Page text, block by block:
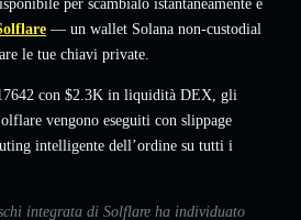
per scambialo istantaneamente e
— un wallet Solana non-custodial
le tue chiavi private.
con $2.3K in liquidità DEX, gli
vengono eseguiti con slippage
intelligente dell’ordine su tutti i
integrata di Solflare ha individuato